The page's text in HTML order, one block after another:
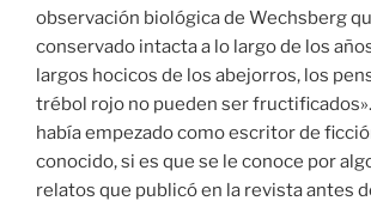
observación biológica de Wechsberg
conservado intacta a lo largo de los
largos hocicos de los abejorros, los
trébol rojo no pueden ser
había empezado como escritor de
conocido, si es que se le conoce por
relatos que publicó en la revista antes